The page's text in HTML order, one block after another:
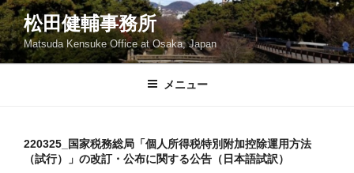
コ
ン
テ
ン
松田健輔事務所
Matsuda Kensuke Office at Osaka, Japan
メニュー
220325_国家税務総局「個人所得税特別附加控除運用方法
（試行）」の改訂・公布に関する公告（日本語試訳）